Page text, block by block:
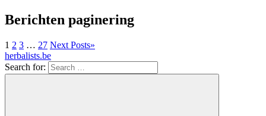
Berichten paginering
1 2 3 … 27 Next Posts»
herbalists.be
Search for: